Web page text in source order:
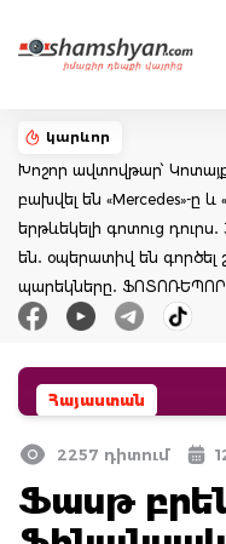
կարևոր
Խոշոր ավտովթար՝
բախվել են «Mercedes»-ը և
երթևեկելի գոտուց
են․ օպերատիվ են գործել
պարեկները․
Հայաստան
2257 դիտում
Ֆասթ